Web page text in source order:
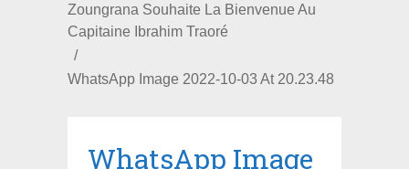
Zoungrana Souhaite La Bienvenue Au
Capitaine Ibrahim Traoré
WhatsApp Image 2022-10-03 At 20.23.48
WhatsApp Image